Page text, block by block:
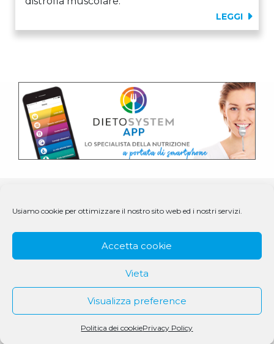
Usiamo cookie per ottimizzare il nostro sito web ed i nostri servizi.
Accetta cookie
Vieta
Visualizza preference
Politica dei cookiePrivacy Policy
LEGGI
© 1979 - 2025 DS Medigroup S.r.l. a socio unico | CF/P.IVA
07979550154